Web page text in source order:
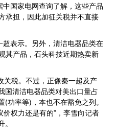
国家电网查询了解，这些产品
承担，因此加征关税并不直接
表示。另外，清洁电器品类在
其产品，石头科技近期热卖新
税。不过，正像秦一超及产
国清洁电器品类对美出口量占
率等)，本也不在豁免之列。
权力还是有的”，李雪向记者